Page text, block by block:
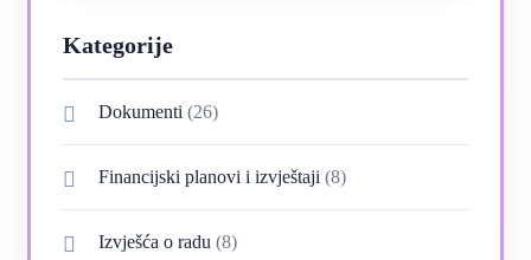
Kategorije
Dokumenti (26)
Financijski planovi i izvještaji (8)
Izvješća o radu (8)